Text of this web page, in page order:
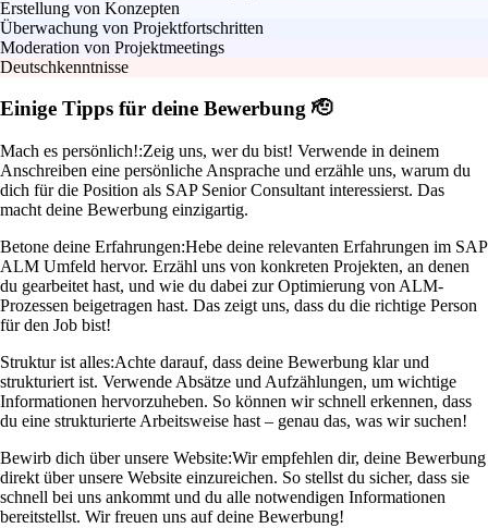
Erstellung von Konzepten
Überwachung von Projektfortschritten
Moderation von Projektmeetings
Deutschkenntnisse
Einige Tipps für deine Bewerbung 🫡
Mach es persönlich!:Zeig uns, wer du bist! Verwende in deinem
Anschreiben eine persönliche Ansprache und erzähle uns, warum du
dich für die Position als SAP Senior Consultant interessierst. Das
macht deine Bewerbung einzigartig.
Betone deine Erfahrungen:Hebe deine relevanten Erfahrungen im SAP
ALM Umfeld hervor. Erzähl uns von konkreten Projekten, an denen
du gearbeitet hast, und wie du dabei zur Optimierung von ALM-
Prozessen beigetragen hast. Das zeigt uns, dass du die richtige Person
für den Job bist!
Struktur ist alles:Achte darauf, dass deine Bewerbung klar und
strukturiert ist. Verwende Absätze und Aufzählungen, um wichtige
Informationen hervorzuheben. So können wir schnell erkennen, dass
du eine strukturierte Arbeitsweise hast – genau das, was wir suchen!
Bewirb dich über unsere Website:Wir empfehlen dir, deine Bewerbung
direkt über unsere Website einzureichen. So stellst du sicher, dass sie
schnell bei uns ankommt und du alle notwendigen Informationen
bereitstellst. Wir freuen uns auf deine Bewerbung!